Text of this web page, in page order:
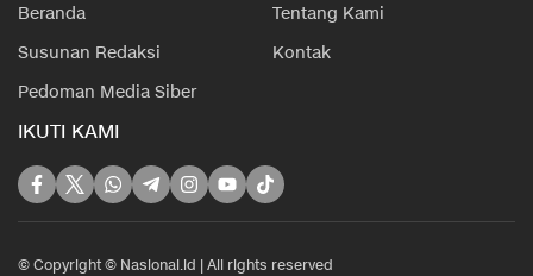
Beranda
Tentang Kami
Susunan Redaksi
Kontak
Pedoman Media Siber
IKUTI KAMI
© Copyright © Nasional.id | All rights reserved